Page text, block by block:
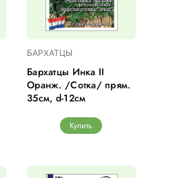
БАРХАТЦЫ
Бархатцы Инка II
Оранж. /Сотка/ прям.
35см, d-12см
Купить